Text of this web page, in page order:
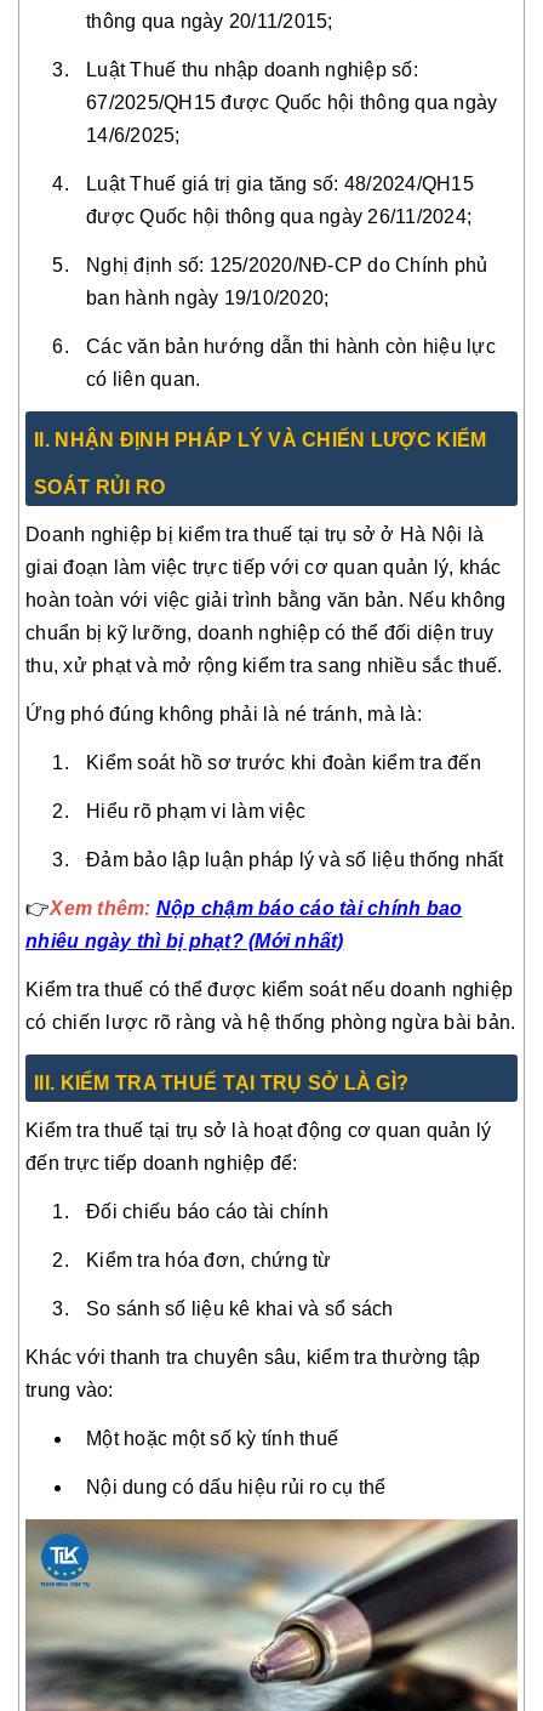
thông qua ngày 20/11/2015;
Luật Thuế thu nhập doanh nghiệp số:
67/2025/QH15 được Quốc hội thông qua ngày
14/6/2025;
Luật Thuế giá trị gia tăng số: 48/2024/QH15
được Quốc hội thông qua ngày 26/11/2024;
Nghị định số: 125/2020/NĐ-CP do Chính phủ
ban hành ngày 19/10/2020;
Các văn bản hướng dẫn thi hành còn hiệu lực
có liên quan.
I. NHẬN ĐỊNH PHÁP LÝ VÀ CHIẾN LƯỢC KIỂM
SOÁT RỦI RO
Doanh nghiệp bị kiểm tra thuế tại trụ sở ở Hà Nội là
giai đoạn làm việc trực tiếp với cơ quan quản lý, khác
hoàn toàn với việc giải trình bằng văn bản. Nếu không
chuẩn bị kỹ lưỡng, doanh nghiệp có thể đối diện truy
thu, xử phạt và mở rộng kiểm tra sang nhiều sắc thuế.
Ứng phó đúng không phải là né tránh, mà là:
Kiểm soát hồ sơ trước khi đoàn kiểm tra đến
Hiểu rõ phạm vi làm việc
Đảm bảo lập luận pháp lý và số liệu thống nhất
👉Xem thêm: Nộp chậm báo cáo tài chính bao
nhiêu ngày thì bị phạt? (Mới nhất)
Kiểm tra thuế có thể được kiểm soát nếu doanh nghiệp
có chiến lược rõ ràng và hệ thống phòng ngừa bài bản.
. KIỂM TRA THUẾ TẠI TRỤ SỞ LÀ GÌ?
Kiểm tra thuế tại trụ sở là hoạt động cơ quan quản lý
đến trực tiếp doanh nghiệp để:
Đối chiếu báo cáo tài chính
Kiểm tra hóa đơn, chứng từ
So sánh số liệu kê khai và sổ sách
Khác với thanh tra chuyên sâu, kiểm tra thường tập
trung vào:
Một hoặc một số kỳ tính thuế
Nội dung có dấu hiệu rủi ro cụ thể